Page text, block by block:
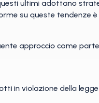
ultimi adottano
su queste tendenze
approccio come
in violazione della